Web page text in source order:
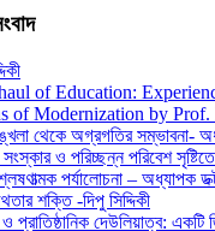
of Education:
of Modernization by
থেকে অগ্রগতির সম্ভাবনা-
সংস্কার ও পরিচ্ছন্ন পরিবেশ
পর্যালোচনা – অধ্যাপক
শক্তি -দিপু সিদ্দিকী
প্রাতিষ্ঠানিক দেউলিয়াত্ব: একটি